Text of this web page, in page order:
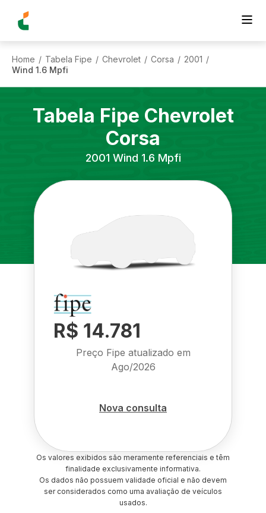
Home / Tabela Fipe / Chevrolet / Corsa / 2001 /
Wind 1.6 Mpfi
Tabela Fipe Chevrolet
Corsa
2001 Wind 1.6 Mpfi
R$ 14.781
Preço Fipe atualizado em
Ago/2026
Nova consulta
Os valores exibidos são meramente referenciais e têm
finalidade exclusivamente informativa.
Os dados não possuem validade oficial e não devem
ser considerados como uma avaliação de veículos
usados.